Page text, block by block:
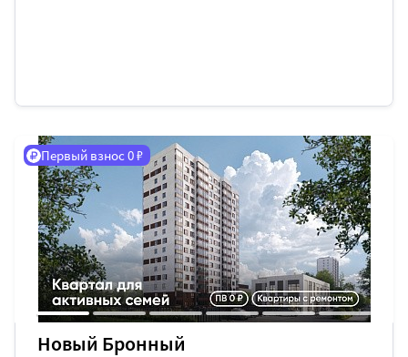
Первый взнос 0 ₽
Новый Бронный